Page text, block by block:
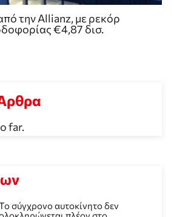
την Allianz, με ρεκόρ
€4,87 δισ.
far.
σύγχρονο αυτοκίνητο δεν